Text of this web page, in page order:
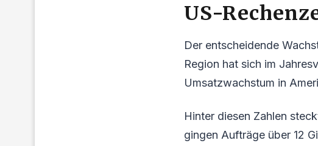
US-
Der entscheidende
Region hat sich im
Umsatzwachstum in
Hinter diesen Zahlen
gingen Aufträge über 12